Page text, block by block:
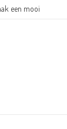
een mooi
afwijken van